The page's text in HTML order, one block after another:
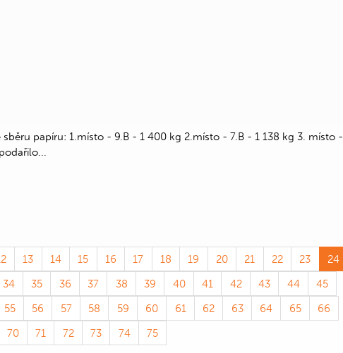
papíru: 1.místo - 9.B - 1 400 kg 2.místo - 7.B - 1 138 kg 3. místo -
13 14 15 16 17 18 19 20 21 22 23
24
34 35 36 37 38 39 40 41 42 43 44
45
55 56 57 58 59 60 61 62 63 64 65
66
70 71 72 73 74 75